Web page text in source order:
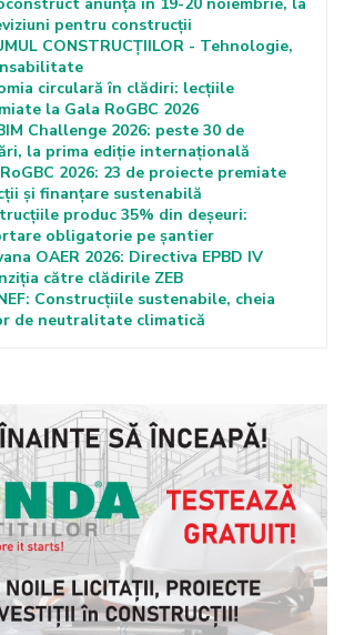
pentru construcții
CONSTRUCȚIILOR - Tehnologie,
circulară în clădiri: lecțiile
la Gala RoGBC 2026
Challenge 2026: peste 30 de
la prima ediție internațională
2026: 23 de proiecte premiate
și finanțare sustenabilă
produc 35% din deșeuri:
obligatorie pe șantier
OAER 2026: Directiva EPBD IV
către clădirile ZEB
Construcțiile sustenabile, cheia
de neutralitate climatică